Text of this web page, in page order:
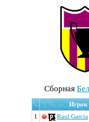
Cборная
Игрок
1
Raul Garcia